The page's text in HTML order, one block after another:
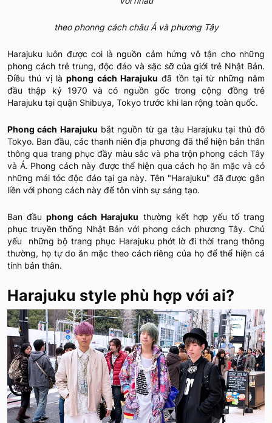
theo phonng cách châu Á và phương Tây
Harajuku luôn được coi là nguồn cảm hứng vô tận cho những
phong cách trẻ trung, độc đáo và sặc sỡ của giới trẻ Nhật Bản.
Điều thú vị làphong cách Harajuku đã tồn tại từ những năm
đầu thập kỷ 1970 và có nguồn gốc trong cộng đồng trẻ
Harajuku tại quận Shibuya, Tokyo trước khi lan rộng toàn quốc.
Phong cách Harajuku bắt nguồn từ ga tàu Harajuku tại thủ đô
Tokyo. Ban đầu, các thanh niên địa phương đã thể hiện bản thân
thông qua trang phục đầy màu sắc và pha trộn phong cách Tây
và Á. Phong cách này được thể hiện qua cách họ ăn mặc và có
những mái tóc độc đáo tại ga này. Tên "Harajuku" đã được gắn
liền với phong cách này để tôn vinh sự sáng tạo.
Ban đầuphong cách Harajuku thường kết hợp yếu tố trang
phục truyền thống Nhật Bản với phong cách phương Tây. Chủ
yếu những bộ trang phục Harajuku phớt lờ đi thời trang thông
thường, họ tự do ăn mặc theo cách riêng của họ để thể hiện cá
tính bản thân.
Harajuku style phù hợp với ai?